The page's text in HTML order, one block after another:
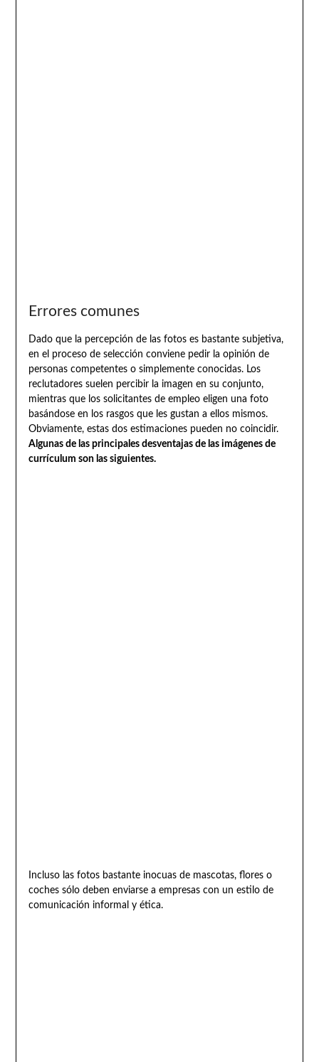
Errores comunes
Dado que la percepción de las fotos es bastante subjetiva,
en el proceso de selección conviene pedir la opinión de
personas competentes o simplemente conocidas. Los
reclutadores suelen percibir la imagen en su conjunto,
mientras que los solicitantes de empleo eligen una foto
basándose en los rasgos que les gustan a ellos mismos.
Obviamente, estas dos estimaciones pueden no coincidir.
Algunas de las principales desventajas de las imágenes de
currículum son las siguientes.
Incluso las fotos bastante inocuas de mascotas, flores o
coches sólo deben enviarse a empresas con un estilo de
comunicación informal y ética.